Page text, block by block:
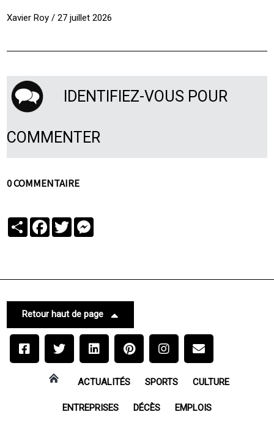
Xavier Roy / 27 juillet 2026
IDENTIFIEZ-VOUS POUR
COMMENTER
0 COMMENTAIRE
PartagerFacebook
Twitter
Retour haut de page
ACTUALITÉS SPORTS CULTURE
ENTREPRISES DÉCÈS EMPLOIS